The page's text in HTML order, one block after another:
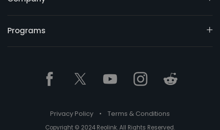
Programs
Privacy Policy • Terms & Conditions
Copyright © 2024 Reolink. All Rights Reserved.